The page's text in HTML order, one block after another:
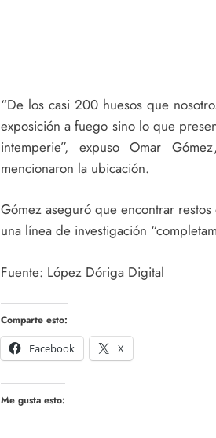
“De los casi 200 huesos que
exposición a fuego sino lo que
intemperie”, expuso Omar
mencionaron la ubicación.
Gómez aseguró que encontrar
una línea de investigación
Fuente: López Dóriga Digital
Comparte esto:
Facebook
X
Me gusta esto: